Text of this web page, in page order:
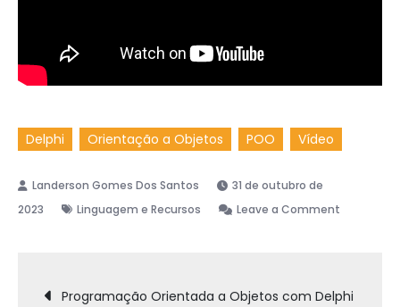
Delphi Orientação a Objetos POO Vídeo
31 de outubro de
2023
Linguagem e Recursos Leave a Comment
Objetos
Navegação
Programação Orientada a Objetos com Delphi